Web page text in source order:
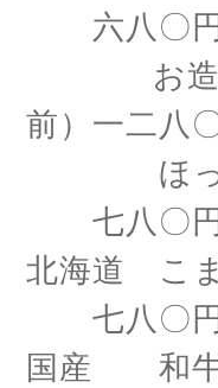
六八〇円
お
前）一二八
ほ
七八〇円
北海
七八〇円
国産